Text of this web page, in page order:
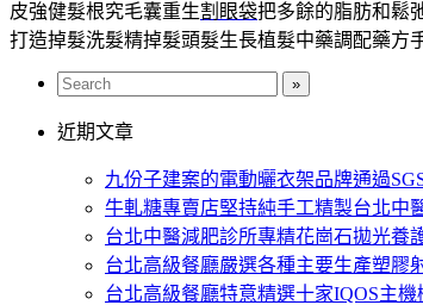
皮強健髮根究毛囊重生割眼袋把多餘的脂肪和鬆
打造掉髮洗髮精掉髮頭髮生長植髮中藥調配藥方
近期文章
九份子建案的電動曬衣架品牌通過
牛軋糖專賣店堅持純手工精製台北中
台北中醫減肥診所專精花崗石拋光養
台北高級餐廳嚴選各種主要生產塑膠
台北高級餐廳特意精選十家IQOS主